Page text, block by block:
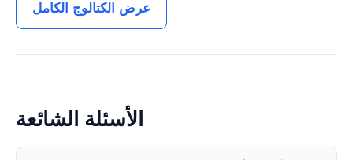
عرض الكتالوج الكامل
الأسئلة الشائعة